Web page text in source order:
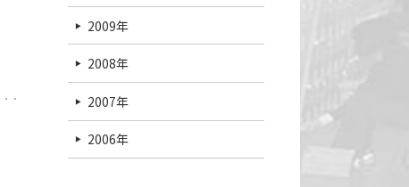
2009年
2008年
2007年
2006年